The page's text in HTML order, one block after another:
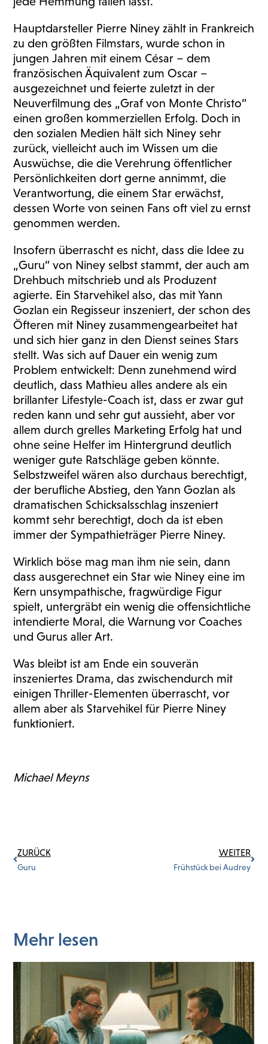
Hauptdarsteller Pierre Niney zählt in Frankreich
zu den größten Filmstars, wurde schon in
jungen Jahren mit einem César – dem
französischen Äquivalent zum Oscar –
ausgezeichnet und feierte zuletzt in der
Neuverfilmung des „Graf von Monte Christo“
einen großen kommerziellen Erfolg. Doch in
den sozialen Medien hält sich Niney sehr
zurück, vielleicht auch im Wissen um die
Auswüchse, die die Verehrung öffentlicher
Persönlichkeiten dort gerne annimmt, die
Verantwortung, die einem Star erwächst,
dessen Worte von seinen Fans oft viel zu ernst
genommen werden.
Insofern überrascht es nicht, dass die Idee zu
„Guru“ von Niney selbst stammt, der auch am
Drehbuch mitschrieb und als Produzent
agierte. Ein Starvehikel also, das mit Yann
Gozlan ein Regisseur inszeniert, der schon des
Öfteren mit Niney zusammengearbeitet hat
und sich hier ganz in den Dienst seines Stars
stellt. Was sich auf Dauer ein wenig zum
Problem entwickelt: Denn zunehmend wird
deutlich, dass Mathieu alles andere als ein
brillanter Lifestyle-Coach ist, dass er zwar gut
reden kann und sehr gut aussieht, aber vor
allem durch grelles Marketing Erfolg hat und
ohne seine Helfer im Hintergrund deutlich
weniger gute Ratschläge geben könnte.
Selbstzweifel wären also durchaus berechtigt,
der berufliche Abstieg, den Yann Gozlan als
dramatischen Schicksalsschlag inszeniert
kommt sehr berechtigt, doch da ist eben
immer der Sympathieträger Pierre Niney.
Wirklich böse mag man ihm nie sein, dann
dass ausgerechnet ein Star wie Niney eine im
Kern unsympathische, fragwürdige Figur
spielt, untergräbt ein wenig die offensichtliche
intendierte Moral, die Warnung vor Coaches
und Gurus aller Art.
Was bleibt ist am Ende ein souverän
inszeniertes Drama, das zwischendurch mit
einigen Thriller-Elementen überrascht, vor
allem aber als Starvehikel für Pierre Niney
funktioniert.
Michael Meyns
ZURÜCK
Guru
WEITER
Frühstück bei Audrey
Mehr lesen